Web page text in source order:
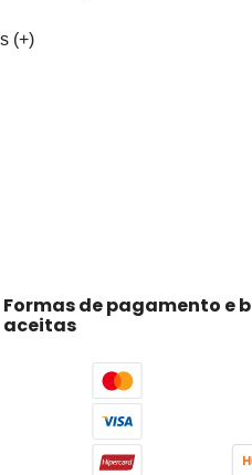
(+)
Formas de pagamento e
aceitas